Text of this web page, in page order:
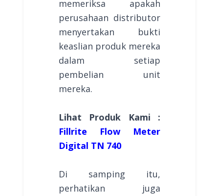
memeriksa apakah
perusahaan distributor
menyertakan bukti
keaslian produk mereka
dalam setiap
pembelian unit
mereka.
Lihat Produk Kami :
Fillrite Flow Meter
Digital TN 740
Di samping itu,
perhatikan juga